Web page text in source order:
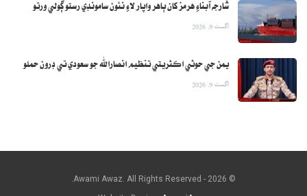
شارجه آبناءِ هرمز کان ٻاهر واپار لاءِ نئون سامونڊي رستو ڳولي ورتو
اگست 9, 2026
يمن جي حوثي اڪثريتي تنظيم انصارالله جو سعودي تي ڊرون حملو
اگست 9, 2026
© 2026 - Awami Awaz. All Rights Reserved.